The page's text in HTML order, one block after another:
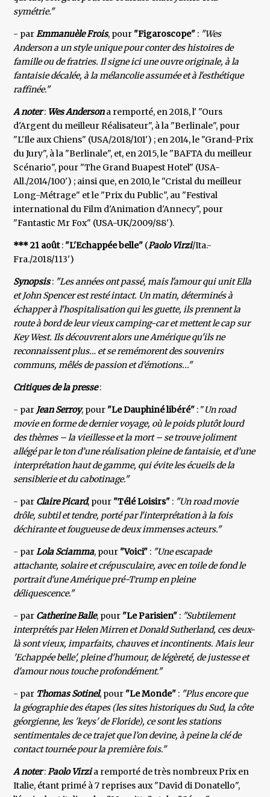
symétrie."
- parEmmanuèle Frois, pour "Figaroscope" : "Wes
Anderson a un style unique pour conter des histoires de
famille ou de fratries. Il signe ici une ouvre originale, à la
fantaisie décalée, à la mélancolie assumée et à l'esthétique
raffinée."
A noter: Wes Andersona remporté, en 2018, l' "Ours
d'Argent du meilleur Réalisateur", à la "Berlinale", pour
"L'Ile aux Chiens" (USA/2018/101') ; en 2014, le "Grand-Prix
du Jury", à la "Berlinale", et, en 2015, le "BAFTA du meilleur
Scénario", pour "The Grand Buapest Hotel" (USA-
All./2014/100') ; ainsi que, en 2010, le "Cristal du meilleur
Long-Métrage" et le "Prix du Public", au "Festival
international du Film d'Animation d'Annecy", pour
"Fantastic Mr Fox" (USA-UK/2009/88').
*** 21 août: "L'Echappée belle" (Paolo Virzi/Ita.-
Fra./2018/113')
Synopsis: "Les années ont passé, mais l'amour qui unit Ella
et John Spencer est resté intact. Un matin, déterminés à
échapper à l'hospitalisation qui les guette, ils prennent la
route à bord de leur vieux camping-car et mettent le cap sur
Key West. Ils découvrent alors une Amérique qu'ils ne
reconnaissent plus… et se remémorent des souvenirs
communs, mêlés de passion et d’émotions..."
Critiques de la presse:
- par Jean Serroy, pour "Le Dauphiné libéré" : "Un road
movie en forme de dernier voyage, où le poids plutôt lourd
des thèmes – la vieillesse et la mort – se trouve joliment
allégé par le ton d’une réalisation pleine de fantaisie, et d’une
interprétation haut de gamme, qui évite les écueils de la
sensiblerie et du cabotinage."
- par Claire Picard, pour "Télé Loisirs" : "Un road movie
drôle, subtil et tendre, porté par l'interprétation à la fois
déchirante et fougueuse de deux immenses acteurs."
- parLola Sciamma, pour "Voici" : "Une escapade
attachante, solaire et crépusculaire, avec en toile de fond le
portrait d'une Amérique pré-Trump en pleine
déliquescence."
- par Catherine Balle, pour "Le Parisien" : "Subtilement
interprétés par Helen Mirren et Donald Sutherland, ces deux-
là sont vieux, imparfaits, chauves et incontinents. Mais leur
'Echappée belle', pleine d'humour, de légèreté, de justesse et
d'amour nous touche profondément."
- par Thomas Sotinel, pour "Le Monde" : "Plus encore que
la géographie des étapes (les sites historiques du Sud, la côte
géorgienne, les 'keys' de Floride), ce sont les stations
sentimentales de ce trajet que l’on devine, à peine la clé de
contact tournée pour la première fois."
A noter:Paolo Virzia remporté de très nombreux Prix en
Italie, étant primé à 7 reprises aux "David di Donatello",